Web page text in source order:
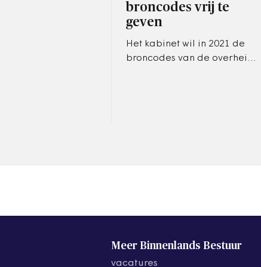
broncodes vrij te
geven
Het kabinet wil in 2021 de
broncodes van de overheid
Meer Binnenlands Bestuur
vacatures